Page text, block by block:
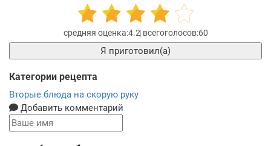
4.2 60
Я приготовил(а)
Категории рецепта
Вторые блюда на скорую руку
Добавить комментарий